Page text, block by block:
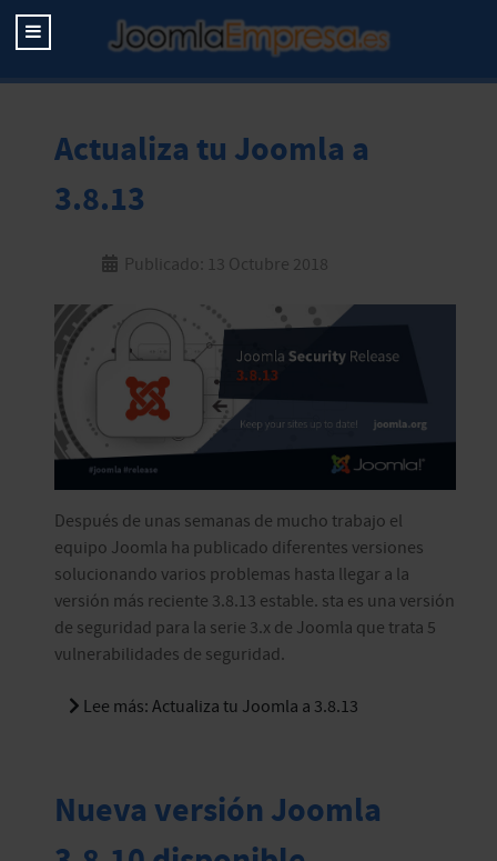
Actualiza tu Joomla a
3.8.13
Publicado: 13 Octubre 2018
Después de unas semanas de mucho trabajo el
equipo Joomla ha publicado diferentes versiones
solucionando varios problemas hasta llegar a la
versión más reciente 3.8.13 estable. sta es una versión
de seguridad para la serie 3.x de Joomla que trata 5
vulnerabilidades de seguridad.
Lee más: Actualiza tu Joomla a 3.8.13
Nueva versión Joomla